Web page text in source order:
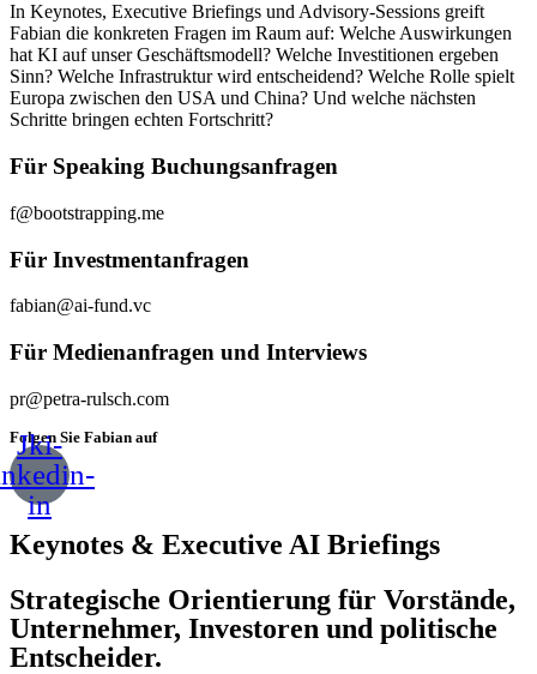
In Keynotes, Executive Briefings und Advisory-Sessions greift
Fabian die konkreten Fragen im Raum auf: Welche Auswirkungen
hat KI auf unser Geschäftsmodell? Welche Investitionen ergeben
Sinn? Welche Infrastruktur wird entscheidend? Welche Rolle spielt
Europa zwischen den USA und China? Und welche nächsten
Schritte bringen echten Fortschritt?
Für Speaking Buchungsanfragen
f@bootstrapping.me
Für Investmentanfragen
fabian@ai-fund.vc
Für Medienanfragen und Interviews
pr@petra-rulsch.com
Folgen Sie Fabian auf
Jki-
in
Keynotes & Executive AI Briefings
Strategische Orientierung für Vorstände,
Unternehmer, Investoren und politische
Entscheider.